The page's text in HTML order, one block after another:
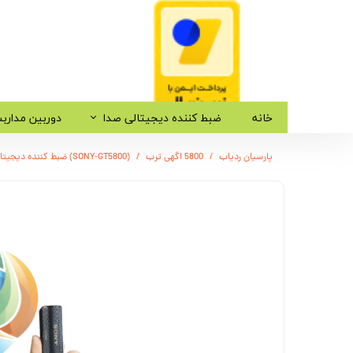
خانه ضبط کننده دیجیتالی صدا دوربین
پارسیان ردیاب 5800 اگهی ترب (SONY-GT5800) ضبط کننده دیجیتالی صدا سونی - 12 روز ضبط متوالی -مگنتی- کیفیت 500db - دارای سنسور صدا + نویز کنسلینگ - 32 گیگ - شنود صدا